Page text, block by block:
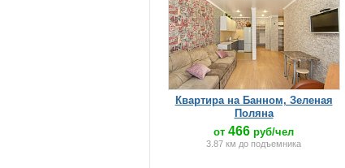
Квартира на Банном, Зеленая
Поляна
от 466 руб/чел
3.87 км до подъемника